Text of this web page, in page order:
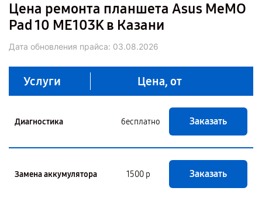
Цена ремонта планшета Asus MeMO
Pad 10 ME103K в Казани
Дата обновления прайса: 03.08.2026
Услуги Цена, от
Диагностика бесплатно Заказать
Замена аккумулятора 1500 р Заказать